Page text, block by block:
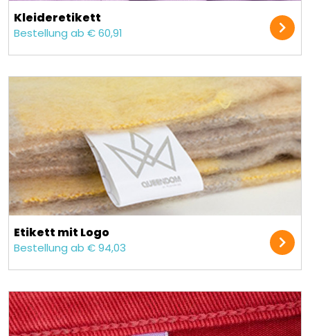
Kleider­etikett
Bestellung ab € 60,91
Etikett mit Logo
Bestellung ab € 94,03